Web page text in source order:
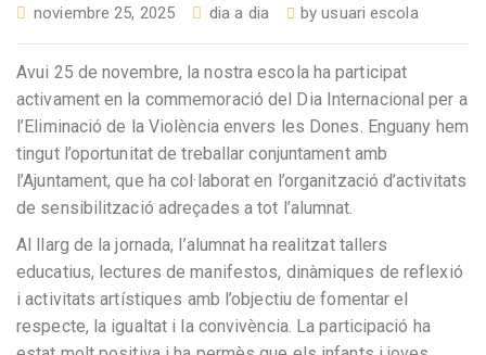
noviembre 25, 2025 dia a dia byusuari escola
Avui 25 de novembre, la nostra escola ha participat
activament en la commemoració del Dia Internacional per a
l’Eliminació de la Violència envers les Dones. Enguany hem
tingut l’oportunitat de treballar conjuntament amb
l’Ajuntament, que ha col·laborat en l’organització d’activitats
de sensibilització adreçades a tot l’alumnat.
Al llarg de la jornada, l’alumnat ha realitzat tallers
educatius, lectures de manifestos, dinàmiques de reflexió
i activitats artístiques amb l’objectiu de fomentar el
respecte, la igualtat i la convivència. La participació ha